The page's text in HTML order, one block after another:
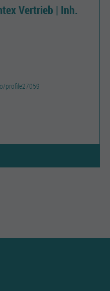
Vertrieb | Inh.
profile27059